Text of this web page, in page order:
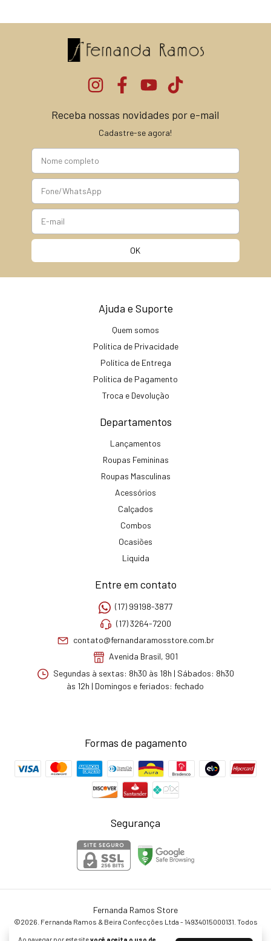
Receba nossas novidades por e-mail
Cadastre-se agora!
Ajuda e Suporte
Quem somos
Política de Privacidade
Política de Entrega
Política de Pagamento
Troca e Devolução
Departamentos
Lançamentos
Roupas Femininas
Roupas Masculinas
Acessórios
Calçados
Combos
Ocasiões
Liquida
Entre em contato
(17) 99198-3877
(17) 3264-7200
contato@fernandaramosstore.com.br
Avenida Brasil, 901
Segundas à sextas: 8h30 às 18h | Sábados: 8h30
às 12h | Domingos e feriados: fechado
Formas de pagamento
Segurança
Fernanda Ramos Store
©2026. Fernanda Ramos & Beira Confecções Ltda - 14934015000131. Todos